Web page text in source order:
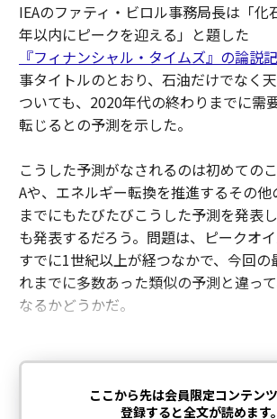
IEAのファティ・ビロル事務局長は「化
年以内にピークを迎える」と題した
『フィナンシャル・タイムズ』の論説
事タイトルのとおり、石油だけでなく
ついても、2020年代の終わりまでに需
転じるとの予測を示した。
こうした予測がなされるのは初めての
Aや、エネルギー転換を推進するその
までにもたびたびこうした予測を発表
も発表するだろう。問題は、ピークオ
すでに1世紀以上が経つなかで、今回の
れまでに多数あった類似の予測と違っ
なるかどうかだ。